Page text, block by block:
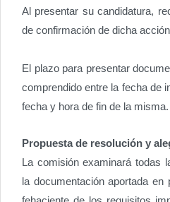
Al presentar su candidatura,
de confirmación de dicha
El plazo para presentar
comprendido entre la fecha de
fecha y hora de fin de la misma.
Propuesta de resolución y
La comisión examinará todas
la documentación aportada